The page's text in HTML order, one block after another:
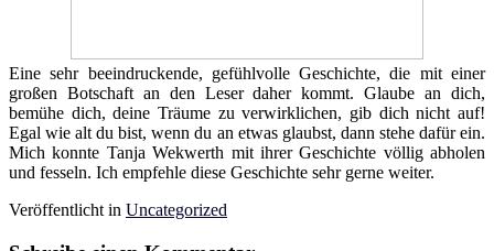
Eine sehr beeindruckende, gefühlvolle Geschichte, die mit einer
großen Botschaft an den Leser daher kommt. Glaube an dich,
bemühe dich, deine Träume zu verwirklichen, gib dich nicht auf!
Egal wie alt du bist, wenn du an etwas glaubst, dann stehe dafür ein.
Mich konnte Tanja Wekwerth mit ihrer Geschichte völlig abholen
und fesseln. Ich empfehle diese Geschichte sehr gerne weiter.
Veröffentlicht in Uncategorized